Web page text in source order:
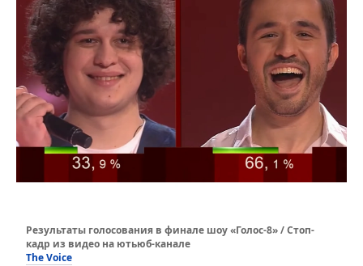
Результаты голосования в финале шоу «Голос-8» / Стоп-
кадр из видео на ютьюб-канале
The Voice